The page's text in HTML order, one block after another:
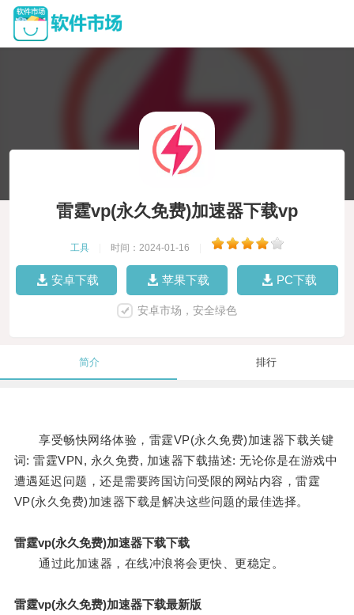
雷霆vp(永久免费)加速器下载vp
工具 时间：2024-01-16
安卓下载 苹果下载 PC下载
安卓市场，安全绿色
简介 排行
享受畅快网络体验，雷霆VP(永久免费)加速器下载关键
词: 雷霆VPN, 永久免费, 加速器下载描述: 无论你是在游戏中
遭遇延迟问题，还是需要跨国访问受限的网站内容，雷霆
VP(永久免费)加速器下载是解决这些问题的最佳选择。
雷霆vp(永久免费)加速器下载下载
通过此加速器，在线冲浪将会更快、更稳定。
雷霆vp(永久免费)加速器下载最新版